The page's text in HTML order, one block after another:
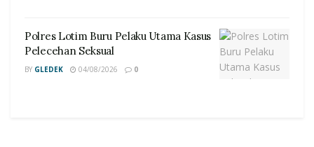
Polres Lotim Buru Pelaku Utama Kasus
Pelecehan Seksual
BY GLEDEK 04/08/2026 0